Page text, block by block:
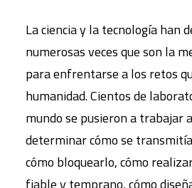
La ciencia y la tecnología han
numerosas veces que son la
para enfrentarse a los retos
humanidad. Cientos de
mundo se pusieron a trabajar
determinar cómo se
cómo bloquearlo, cómo
fiable y temprano, cómo